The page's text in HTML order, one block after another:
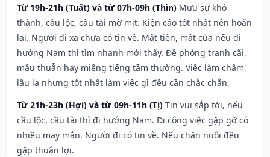
Từ 19h-21h (Tuất) và từ 07h-09h (Thìn) Mưu sự khó
thành, cầu lộc, cầu tài mờ mịt. Kiện cáo tốt nhất nên hoãn
lại. Người đi xa chưa có tin về. Mất tiền, mất của nếu đi
hướng Nam thì tìm nhanh mới thấy. Đề phòng tranh cãi,
mâu thuẫn hay miệng tiếng tầm thường. Việc làm chậm,
lâu la nhưng tốt nhất làm việc gì đều cần chắc chắn.
Từ 21h-23h (Hợi) và từ 09h-11h (Tị) Tin vui sắp tới, nếu
cầu lộc, cầu tài thì đi hướng Nam. Đi công việc gặp gỡ có
nhiều may mắn. Người đi có tin về. Nếu chăn nuôi đều
gặp thuận lợi.